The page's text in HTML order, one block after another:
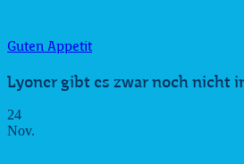
Guten Appetit
Lyoner gibt es zwar noch nicht
24
Nov.